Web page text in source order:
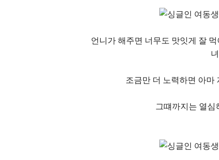
언니가 해주면 너무도 맛잇게 잘
조금만 더 노력하면 아마
그떄까지는 열심